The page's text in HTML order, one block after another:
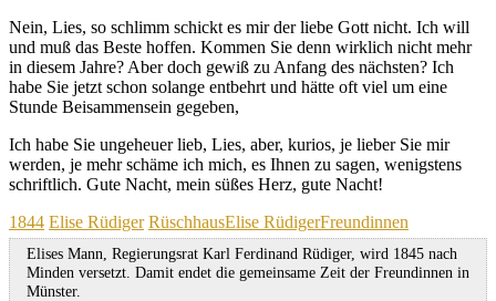
Nein, Lies, so schlimm schickt es mir der liebe Gott nicht. Ich will
und muß das Beste hoffen. Kommen Sie denn wirklich nicht mehr
in diesem Jahre? Aber doch gewiß zu Anfang des nächsten? Ich
habe Sie jetzt schon solange entbehrt und hätte oft viel um eine
Stunde Beisammensein gegeben,
Ich habe Sie ungeheuer lieb, Lies, aber, kurios, je lieber Sie mir
werden, je mehr schäme ich mich, es Ihnen zu sagen, wenigstens
schriftlich. Gute Nacht, mein süßes Herz, gute Nacht!
Kategorien
1844 Elise Rüdiger RüschhausSchagwörter
Elise RüdigerFreundinnen
Elises Mann, Regierungsrat Karl Ferdinand Rüdiger, wird 1845 nach
Minden versetzt. Damit endet die gemeinsame Zeit der Freundinnen in
Münster.